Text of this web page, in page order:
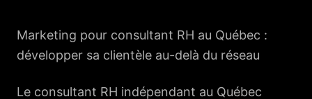
Marketing pour consultant RH au Québec :
développer sa clientèle au-delà du réseau
Le consultant RH indépendant au Québec